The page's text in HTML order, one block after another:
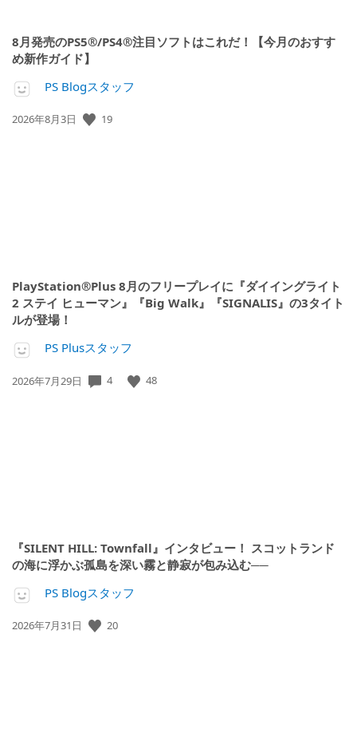
8月発売のPS5®/PS4®注目ソフトはこれだ！【今月のおすす
め新作ガイド】
PS Blogスタッフ
公
2026年8月3日 19
PlayStation®Plus 8月のフリープレイに『ダイイングライト
2 ステイ ヒューマン』『Big Walk』『SIGNALIS』の3タイト
ルが登場！
PS Plusスタッフ
公
2026年7月29日 4 48
『SILENT HILL: Townfall』インタビュー！ スコットランド
の海に浮かぶ孤島を深い霧と静寂が包み込む──
PS Blogスタッフ
公
2026年7月31日 20